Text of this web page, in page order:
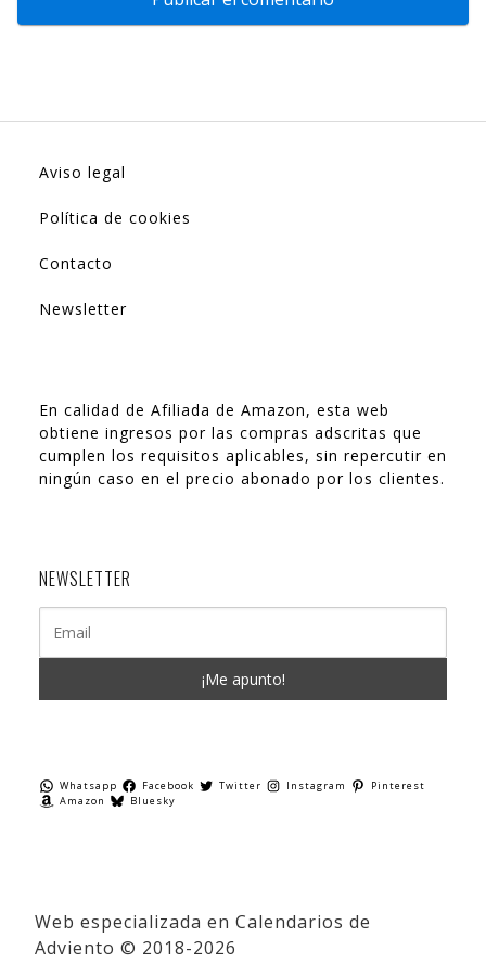
Aviso legal
Política de cookies
Contacto
Newsletter
En calidad de Afiliada de Amazon, esta web
obtiene ingresos por las compras adscritas que
cumplen los requisitos aplicables, sin repercutir en
ningún caso en el precio abonado por los clientes.
NEWSLETTER
Whatsapp Facebook Twitter Instagram
Pinterest
Amazon
Bluesky
Web especializada en Calendarios de
Adviento © 2018-2026